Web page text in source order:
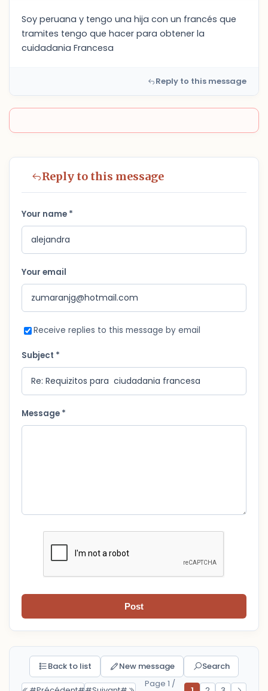
Soy peruana y tengo una hija con un francés que
tramites tengo que hacer para obtener la
cuidadania Francesa
Reply to this message
Reply to this message
Your name *
Your email
Receive replies to this message by email
Subject *
Message *
Post
Back to list New message Search
Page 1 /